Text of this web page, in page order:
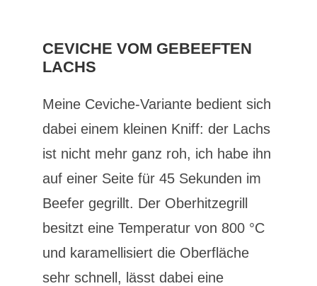
CEVICHE VOM GEBEEFTEN
LACHS
Meine Ceviche-Variante bedient sich
dabei einem kleinen Kniff: der Lachs
ist nicht mehr ganz roh, ich habe ihn
auf einer Seite für 45 Sekunden im
Beefer gegrillt. Der Oberhitzegrill
besitzt eine Temperatur von 800 °C
und karamellisiert die Oberfläche
sehr schnell, lässt dabei eine